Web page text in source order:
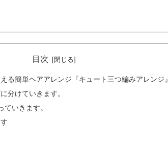
目次
る簡単ヘアアレンジ『キュート三つ編みアレンジ』
分けていきます。
ていきます。